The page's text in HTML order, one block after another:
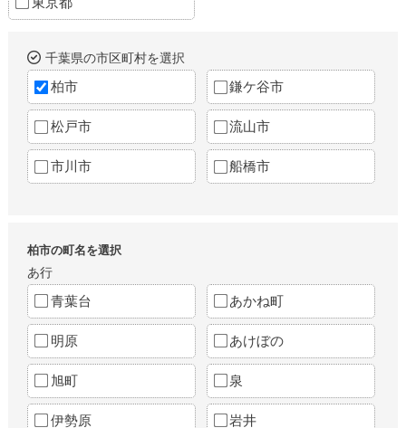
千葉県の市区町村を選択
柏市 鎌ケ谷市
松戸市 流山市
市川市 船橋市
柏市の町名を選択
あ行
青葉台 あかね町
明原 あけぼの
旭町 泉
伊勢原 岩井